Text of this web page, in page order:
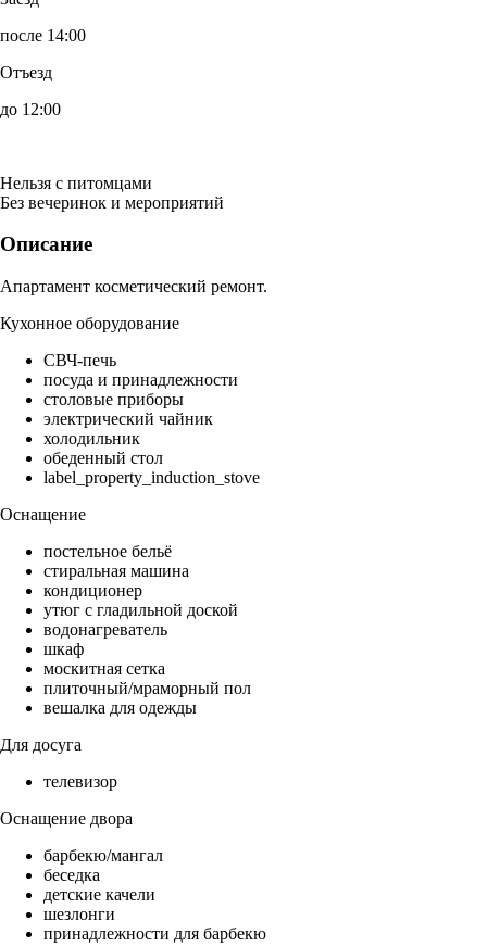
после 14:00
Отъезд
до 12:00
Нельзя с питомцами
Без вечеринок и мероприятий
Описание
Апартамент косметический ремонт.
Кухонное оборудование
СВЧ-печь
посуда и принадлежности
столовые приборы
электрический чайник
холодильник
обеденный стол
label_property_induction_stove
Оснащение
постельное бельё
стиральная машина
кондиционер
утюг с гладильной доской
водонагреватель
шкаф
москитная сетка
плиточный/мраморный пол
вешалка для одежды
Для досуга
телевизор
Оснащение двора
барбекю/мангал
беседка
детские качели
шезлонги
принадлежности для барбекю